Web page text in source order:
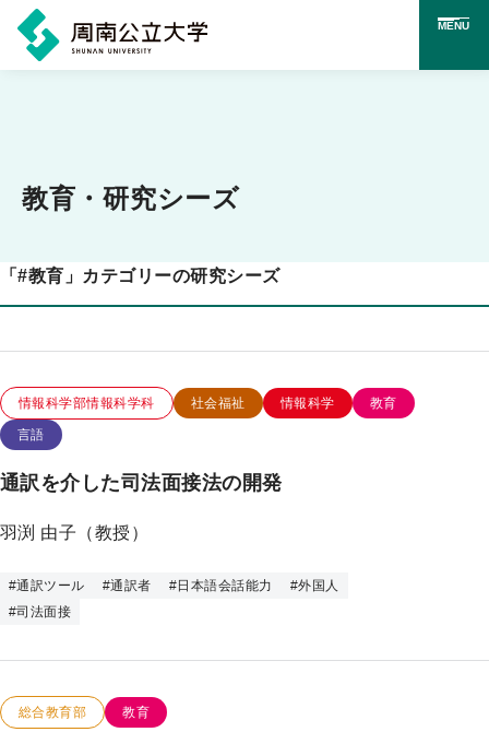
ス
キ
ッ
MENU
教育・研究シーズ
「#教育」カテゴリーの研究シーズ
この研究のカテゴリー
情報科学部情報科学科 社会福祉 情報科学 教育
言語
通訳を介した司法面接法の開発
羽渕 由子（教授）
この研究のキーワード
#通訳ツール #通訳者 #日本語会話能力 #外国人
#司法面接
この研究のカテゴリー
総合教育部 教育
この研究のキーワード